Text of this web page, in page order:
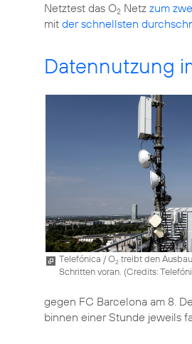
Netztest das O2 Netz zum
mit der schnellsten
Datennutzung
Telefónica / O2 treibt den
Schritten voran. (Credits:
gegen FC Barcelona am 8.
binnen einer Stunde jeweils